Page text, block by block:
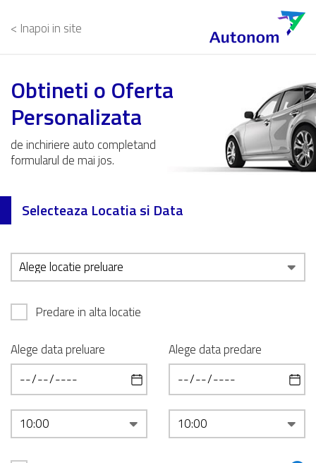
< Inapoi in site
Obtineti o Oferta
Personalizata
de inchiriere auto completand
formularul de mai jos.
Selecteaza Locatia si Data
Predare in alta locatie
Alege data preluare Alege data predare